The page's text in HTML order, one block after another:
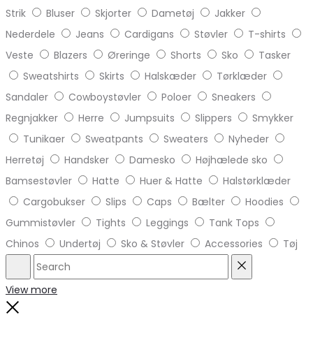
Strik
Bluser Skjorter Dametøj
Jakker
Nederdele
Jeans Cardigans Støvler
T-shirts
Veste
Blazers Øreringe Shorts Sko
Tasker
Sweatshirts
Skirts Halskæder
Tørklæder
Sandaler
Cowboystøvler Poloer
Sneakers
Regnjakker
Herre Jumpsuits Slippers
Smykker
Tunikaer
Sweatpants Sweaters
Nyheder
Herretøj
Handsker Damesko
Højhælede sko
Bamsestøvler
Hatte Huer & Hatte
Halstørklæder
Cargobukser
Slips Caps Bælter
Hoodies
Gummistøvler
Tights Leggings
Tank Tops
Chinos
Undertøj Sko & Støvler Accessories Tøj
Search
View more